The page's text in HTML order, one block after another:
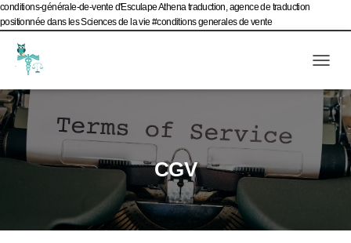
conditions-générale-de-vente d'Esculape Athena traduction, agence de traduction
positionnée dans les Sciences de la vie #conditions generales de vente
CGV